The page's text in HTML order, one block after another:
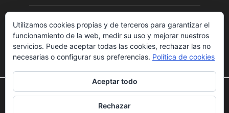
Copyright © 2018.Fly News.Noticias aerospacial
Utilizamos cookies para ofrecerte la mejor experiencia en
nuestra web.
Puedes aprender más sobre qué cookies utilizamos o
Utilizamos cookies propias y de terceros para garantizar el
funcionamiento de la web, medir su uso y mejorar nuestros
servicios. Puede aceptar todas las cookies, rechazar las no
necesarias o configurar sus preferencias. Política de cookies
Aceptar todo
Rechazar